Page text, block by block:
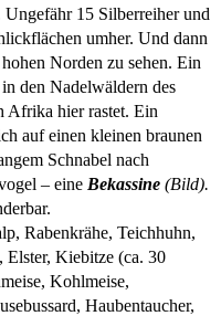
Ungefähr 15 Silberreiher und
umher. Und dann
Norden zu sehen. Ein
den Nadelwäldern des
Afrika hier rastet. Ein
auf einen kleinen braunen
Schnabel nach
– eine Bekassine (Bild).
Rabenkrähe, Teichhuhn,
Kiebitze (ca. 30
Kohlmeise,
Haubentaucher,